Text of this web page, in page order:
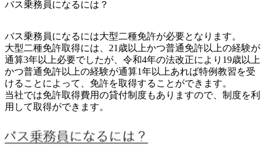
バス乗務員になるには？
バス乗務員になるには大型二種免許が必要となります。
大型二種免許取得には、21歳以上かつ普通免許以上の経験が
通算3年以上必要でしたが、令和4年の法改正により19歳以上
かつ普通免許以上の経験が通算1年以上あれば特例教習を受
けることによって、免許を取得することができます。
当社では免許取得費用の貸付制度もありますので、制度を利
用して取得ができます。